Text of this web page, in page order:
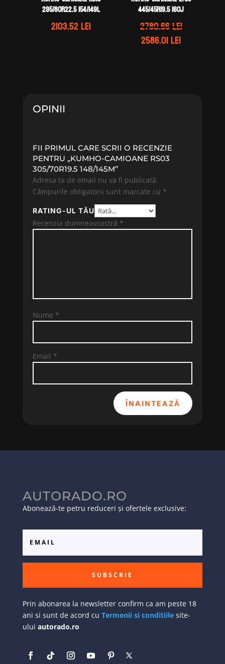
295/80R22.5 154/149L
2103.52lei
445/45R19.5 160J
2780.66lei
Prețul
2586.01leiPrețul
OPINII
FII PRIMUL CARE SCRII O RECENZIE
PENTRU „KUMHO-CAMIOANE RS03
305/70R19.5 148/145M”
Adresa ta de email nu va fi publicată.
Câmpurile obligatorii sunt marcate cu *
RATING-UL TĂU
Recenzia dumneavoastră *
Nume *
Email *
ÎNAINTEAZĂ
AUTORADO.RO
Abonează-te petru reduceri și ofertele exclusive:
SUBSCRIE
Prin abonarea la newsletter confirm ca am peste 18
ani si sunt de acord cu Termenii si conditiilesite-
ului autorado.ro